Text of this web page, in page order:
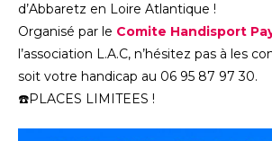
d’Abbaretz en Loire Atlantique !
Organisé par le Comite Handisport
l’association L.A.C, n’hésitez pas à les
soit votre handicap au 06 95 87 97 30.
☎️PLACES LIMITEES !